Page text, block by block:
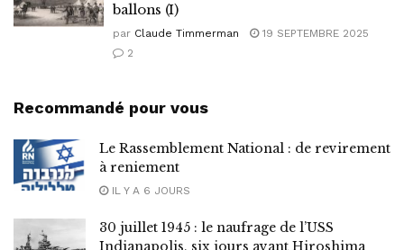
ballons (I)
par Claude Timmerman
19 SEPTEMBRE 2025
2
Recommandé pour vous
Le Rassemblement National : de revirement
à reniement
IL Y A 6 JOURS
30 juillet 1945 : le naufrage de l’USS
Indianapolis, six jours avant Hiroshima